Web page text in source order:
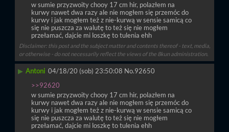
w sumie przyzwoity chooy 17 cm hir, polazłem na
kurwy nawet dwa razy ale nie mogłem się przemóc do
kurwy i jak mogłem też z nie-kurwą w sensie samicą co
się nie puszcza za walutę to też się nie mogłem
przełamać, dajcie mi loszkę to tulenia ehh
Disclaimer: this post and the subject matter and contents thereof - text, media,
or otherwise - do not necessarily reflect the views of the 8kun administration.
▶ Antoni 04/18/20 (sob) 23:50:08 No.92650
>>92620
w sumie przyzwoity chooy 17 cm hir, polazłem na
kurwy nawet dwa razy ale nie mogłem się przemóc do
kurwy i jak mogłem też z nie-kurwą w sensie samicą co
się nie puszcza za walutę to też się nie mogłem
przełamać, dajcie mi loszkę to tulenia ehh